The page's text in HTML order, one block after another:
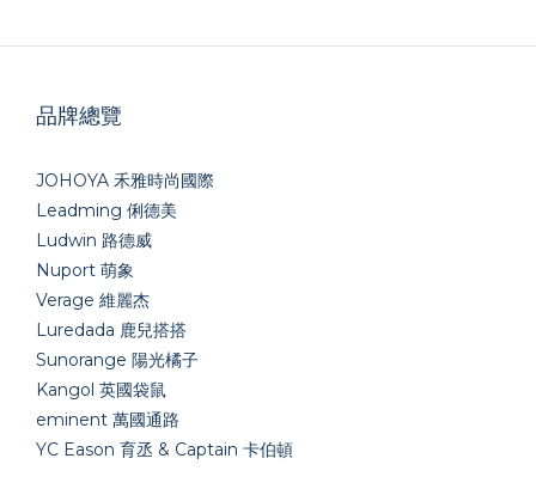
品牌總覽
JOHOYA 禾雅時尚國際
Leadming 俐德美
Ludwin 路德威
Nuport 萌象
Verage 維麗杰
Luredada 鹿兒搭搭
Sunorange 陽光橘子
Kangol 英國袋鼠
eminent 萬國通路
YC Eason 育丞 & Captain 卡伯頓